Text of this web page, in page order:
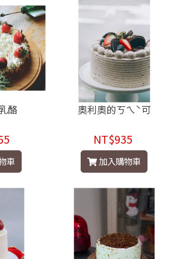
酪
車
奧利奧的ㄎㄟˋ可
NT$935
加入購物車